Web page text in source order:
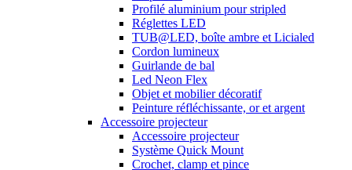
Profilé aluminium pour stripled
Réglettes LED
TUB@LED, boîte ambre et Licialed
Cordon lumineux
Guirlande de bal
Led Neon Flex
Objet et mobilier décoratif
Peinture réfléchissante, or et argent
Accessoire projecteur
Accessoire projecteur
Système Quick Mount
Crochet, clamp et pince